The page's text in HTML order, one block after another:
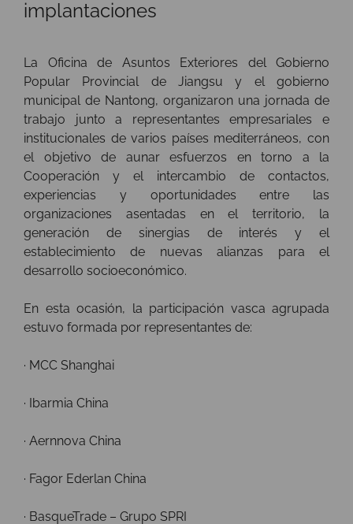
implantaciones
La Oficina de Asuntos Exteriores del Gobierno
Popular Provincial de Jiangsu y el gobierno
municipal de Nantong, organizaron una jornada de
trabajo junto a representantes empresariales e
institucionales de varios países mediterráneos, con
el objetivo de aunar esfuerzos en torno a la
Cooperación y el intercambio de contactos,
experiencias y oportunidades entre las
organizaciones asentadas en el territorio, la
generación de sinergias de interés y el
establecimiento de nuevas alianzas para el
desarrollo socioeconómico.
En esta ocasión, la participación vasca agrupada
estuvo formada por representantes de:
· MCC Shanghai
· Ibarmia China
· Aernnova China
· Fagor Ederlan China
· BasqueTrade – Grupo SPRI